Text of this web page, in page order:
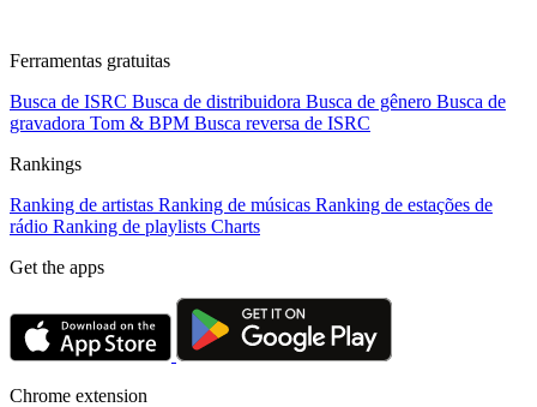
Ferramentas gratuitas
Busca de ISRC Busca de distribuidora Busca de gênero Busca de
gravadora Tom & BPM Busca reversa de ISRC
Rankings
Ranking de artistas Ranking de músicas Ranking de estações de
rádio Ranking de playlists Charts
Get the apps
Chrome extension